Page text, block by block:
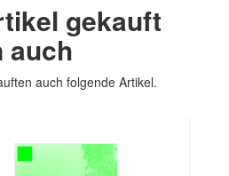
gekauft
auch
auch folgende Artikel.